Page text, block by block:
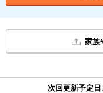
家族
次回更新予定日